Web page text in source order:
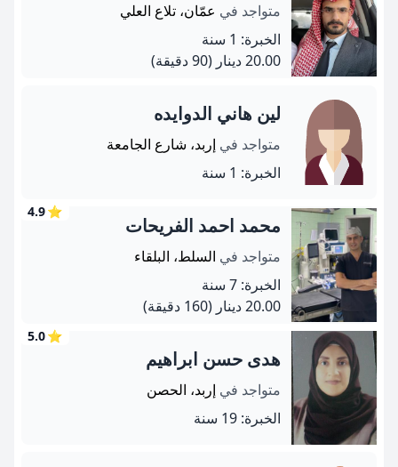
متواجد في عمّان، تلاع العلي
الخبرة: 1 سنة
20.00 دينار
(90 دقيقة)
لين هاني الدوايده
متواجد في إربد، شارع الجامعة
الخبرة: 1 سنة
⭐
4.9
محمد احمد الفريحات
متواجد في السلط، البلقاء
الخبرة: 7 سنة
20.00 دينار
(160 دقيقة)
⭐
5.0
هدى حسن ابراهيم
متواجد في إربد، الحصن
الخبرة: 19 سنة